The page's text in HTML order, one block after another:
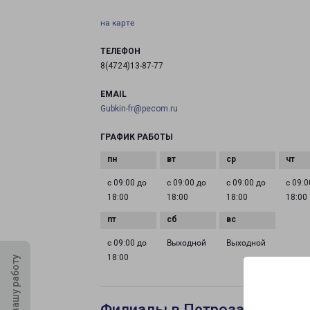
на карте
ТЕЛЕФОН
8(4724)13-87-77
EMAIL
Gubkin-fr@pecom.ru
ГРАФИК РАБОТЫ
с 09:00 до
18:00
с 09:00 до
18:00
с 09:00 до
18:00
с
18:00
с 09:00 до
18:00
Выходной Выходной